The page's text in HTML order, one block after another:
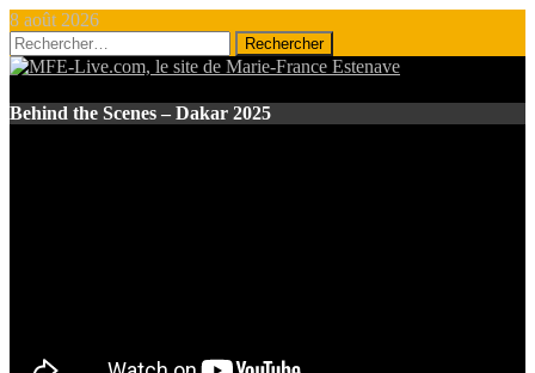
8 août 2026
Rechercher :
Behind the Scenes – Dakar 2025